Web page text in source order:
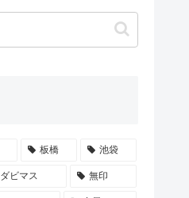
板橋 池袋
ダビマス 無印